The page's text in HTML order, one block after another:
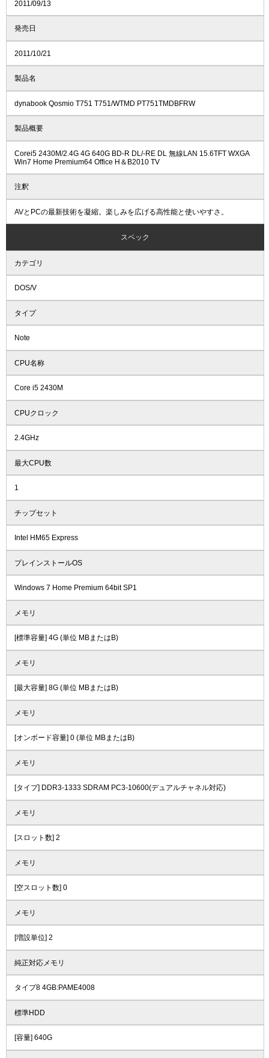
2011/09/13
発売日
2011/10/21
製品名
dynabook Qosmio T751 T751/WTMD PT751TMDBFRW
製品概要
Corei5 2430M/2.4G 4G 640G BD-R DL/-RE DL 無線LAN 15.6TFT WXGA
Win7 Home Premium64 Office H＆B2010 TV
注釈
AVとPCの最新技術を凝縮。楽しみを広げる高性能と使いやすさ。
スペック
カテゴリ
DOS/V
タイプ
Note
CPU名称
Core i5 2430M
CPUクロック
2.4GHz
最大CPU数
1
チップセット
Intel HM65 Express
プレインストールOS
Windows 7 Home Premium 64bit SP1
メモリ
[標準容量] 4G (単位 MBまたはB)
メモリ
[最大容量] 8G (単位 MBまたはB)
メモリ
[オンボード容量] 0 (単位 MBまたはB)
メモリ
[タイプ] DDR3-1333 SDRAM PC3-10600(デュアルチャネル対応)
メモリ
[スロット数] 2
メモリ
[空スロット数] 0
メモリ
[増設単位] 2
純正対応メモリ
タイプ8 4GB:PAME4008
標準HDD
[容量] 640G